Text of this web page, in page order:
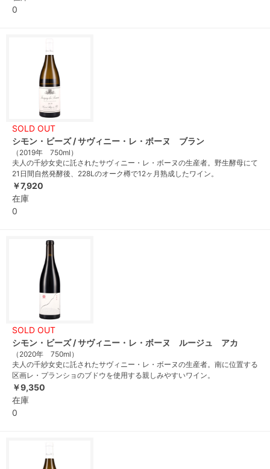
0
SOLD OUT
シモン・ビーズ / サヴィニー・レ・ボーヌ ブラン
（2019年 750ml）
夫人の千紗女史に託されたサヴィニー・レ・ボーヌの生産者。野生酵母にて
21日間自然発酵後、228Lのオーク樽で12ヶ月熟成したワイン。
￥7,920
在庫
0
SOLD OUT
シモン・ビーズ / サヴィニー・レ・ボーヌ ルージュ アカ
（2020年 750ml）
夫人の千紗女史に託されたサヴィニー・レ・ボーヌの生産者。南に位置する
区画レ・プランショのブドウを使用する親しみやすいワイン。
￥9,350
在庫
0